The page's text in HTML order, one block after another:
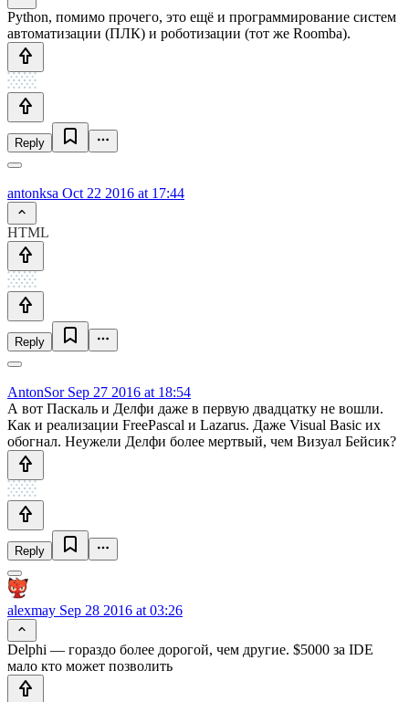
Python, помимо прочего, это ещё и программирование систем
автоматизации (ПЛК) и роботизации (тот же Roomba).
Reply
antonksa Oct 22 2016 at 17:44
HTML
Reply
AntonSorSep 27 2016 at 18:54
А вот Паскаль и Делфи даже в первую двадцатку не вошли.
Как и реализации FreePascal и Lazarus. Даже Visual Basic их
обогнал. Неужели Делфи более мертвый, чем Визуал Бейсик?
Reply
alexmay Sep 28 2016 at 03:26
Delphi — гораздо более дорогой, чем другие. $5000 за IDE
мало кто может позволить